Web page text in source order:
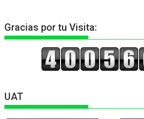
Gracias por tu Visita:
UAT